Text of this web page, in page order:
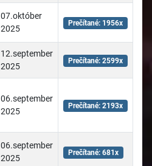
07.október
2025
Prečítané: 1956x
12.september
2025
Prečítané: 2599x
06.september
2025
Prečítané: 2193x
06.september
2025
Prečítané: 681x